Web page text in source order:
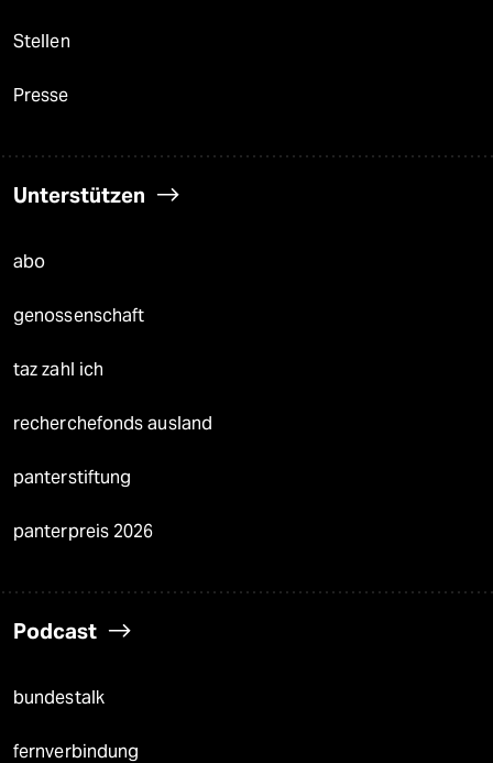
Stellen
Presse
Unterstützen
abo
genossenschaft
taz zahl ich
recherchefonds ausland
panterstiftung
panterpreis 2026
Podcast
bundestalk
fernverbindung